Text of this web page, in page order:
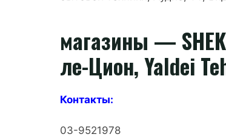
магазины —
ле-Цион, Yaldei
Контакты:
03-9521978